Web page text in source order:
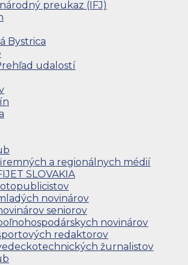
preukaz (IFJ)
Bystrica
udalostí
a regionálnych médií
SLOVAKIA
novinárov
seniorov
novinárov
redaktorov
žurnalistov